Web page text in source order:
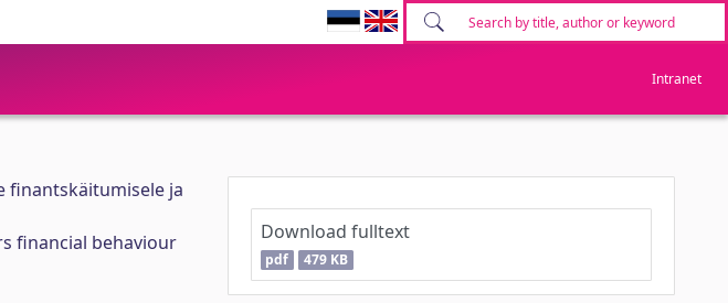
Intranet
finantskäitumisele ja
financial behaviour
Download fulltext
pdf 479 KB